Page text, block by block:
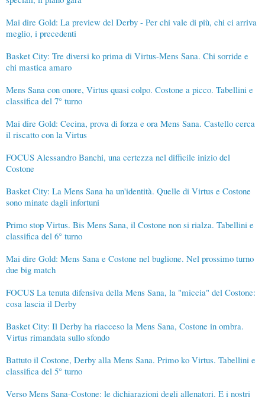
Mai dire Gold: La preview del Derby - Per chi vale di più, chi ci arriva
meglio, i precedenti
Basket City: Tre diversi ko prima di Virtus-Mens Sana. Chi sorride e
chi mastica amaro
Mens Sana con onore, Virtus quasi colpo. Costone a picco. Tabellini e
classifica del 7° turno
Mai dire Gold: Cecina, prova di forza e ora Mens Sana. Castello cerca
il riscatto con la Virtus
FOCUS Alessandro Banchi, una certezza nel difficile inizio del
Costone
Basket City: La Mens Sana ha un'identità. Quelle di Virtus e Costone
sono minate dagli infortuni
Primo stop Virtus. Bis Mens Sana, il Costone non si rialza. Tabellini e
classifica del 6° turno
Mai dire Gold: Mens Sana e Costone nel buglione. Nel prossimo turno
due big match
FOCUS La tenuta difensiva della Mens Sana, la "miccia" del Costone:
cosa lascia il Derby
Basket City: Il Derby ha riacceso la Mens Sana, Costone in ombra.
Virtus rimandata sullo sfondo
Battuto il Costone, Derby alla Mens Sana. Primo ko Virtus. Tabellini e
classifica del 5° turno
Verso Mens Sana-Costone: le dichiarazioni degli allenatori. E i nostri